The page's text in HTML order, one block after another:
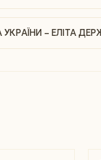
УКРАЇНИ – ЕЛІТА